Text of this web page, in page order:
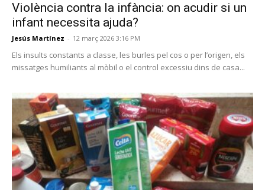
Violència contra la infància: on acudir si un
infant necessita ajuda?
Jesús Martínez - 12 març 2026 3:16 PM
Els insults constants a classe, les burles pel cos o per l’origen, els
missatges humiliants al mòbil o el control excessiu dins de casa...